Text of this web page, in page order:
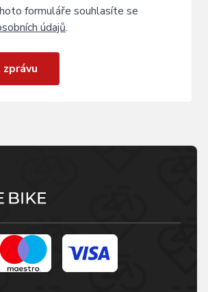
formuláře souhlasíte se
údajů.